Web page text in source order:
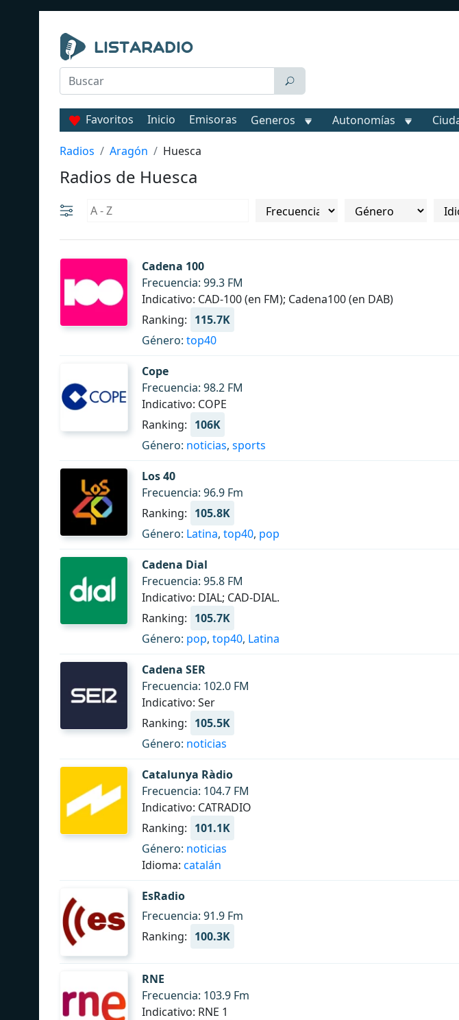
Favoritos Inicio Emisoras Generos Autonomías
Radios Aragón Huesca
Radios de Huesca
Cadena 100
Frecuencia: 99.3 FM
Indicativo: CAD-100 (en FM); Cadena100 (en DAB)
Ranking: 115.7K
Género: top40
Cope
Frecuencia: 98.2 FM
Indicativo: COPE
Ranking: 106K
Género: noticias, sports
Los 40
Frecuencia: 96.9 Fm
Ranking: 105.8K
Género: Latina, top40, pop
Cadena Dial
Frecuencia: 95.8 FM
Indicativo: DIAL; CAD-DIAL.
Ranking: 105.7K
Género: pop, top40, Latina
Cadena SER
Frecuencia: 102.0 FM
Indicativo: Ser
Ranking: 105.5K
Género: noticias
Catalunya Ràdio
Frecuencia: 104.7 FM
Indicativo: CATRADIO
Ranking: 101.1K
Género: noticias
Idioma: catalán
EsRadio
Frecuencia: 91.9 Fm
Ranking: 100.3K
RNE
Frecuencia: 103.9 Fm
Indicativo: RNE 1